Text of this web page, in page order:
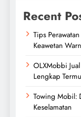
Recent
Tips
Keawetan
OLXMobbi
Lengkap
Towing Mobil:
Keselamatan